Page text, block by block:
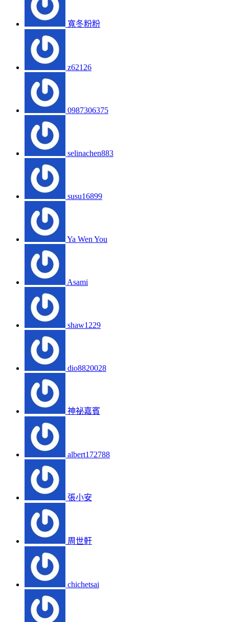
寬冬粉粉
z62126
0987306375
selinachen883
susu16899
Ya Wen You
Asami
shaw1229
dio8820028
神祕嘉賓
albert172788
張小安
周世軒
chichetsai